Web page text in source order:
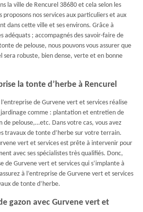
la ville de Rencurel 38680 et cela selon les
proposons nos services aux particuliers et aux
dans cette ville et ses environs. Grâce à
adéquats ; accompagnés des savoir-faire de
de pelouse, nous pouvons vous assurer que
sera robuste, bien dense, verte et en bonne
la tonte d’herbe à Rencurel
de Gurvene vert et services réalise
comme : plantation et entretien de
pelouse,…etc. Dans votre cas, vous avez
travaux de tonte d’herbe sur votre terrain.
vert et services est prête à intervenir pour
avec ses spécialistes très qualifiés. Donc,
de Gurvene vert et services qui s’implante à
à l’entreprise de Gurvene vert et services
de tonte d’herbe.
gazon avec Gurvene vert et